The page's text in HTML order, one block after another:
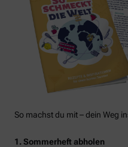
So machst du mit – dein Weg
1. Sommerheft abholen